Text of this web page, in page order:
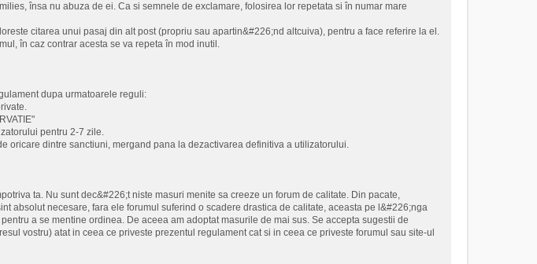
însa nu abuza de ei. Ca si semnele de exclamare, folosirea lor repetata si în numar mare
citarea unui pasaj din alt post (propriu sau apartin&#226;nd altcuiva), pentru a face referire la el.
în caz contrar acesta se va repeta în mod inutil.
dupa urmatoarele reguli:
pentru 2-7 zile.
oricare dintre sanctiuni, mergand pana la dezactivarea definitiva a utilizatorului.
ta. Nu sunt dec&#226;t niste masuri menite sa creeze un forum de calitate. Din pacate,
absolut necesare, fara ele forumul suferind o scadere drastica de calitate, aceasta pe l&#226;nga
a se mentine ordinea. De aceea am adoptat masurile de mai sus. Se accepta sugestii de
vostru) atat in ceea ce priveste prezentul regulament cat si in ceea ce priveste forumul sau site-ul